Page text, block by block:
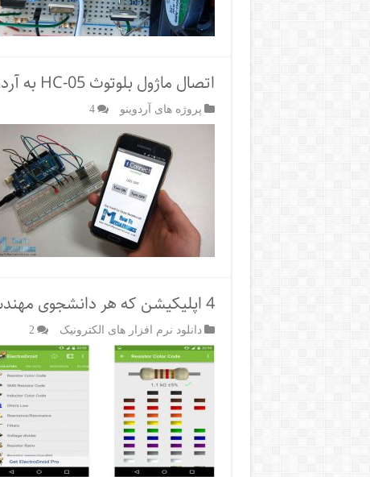
اتصال ماژول بلوتوث HC-05 به آردوینو
پروژه های آردوینو 4
4 اپلیکیشن که هر دانشجوی مهندسی برق باید داشته باشد
دانلود نرم افزار های الکترونیک 2